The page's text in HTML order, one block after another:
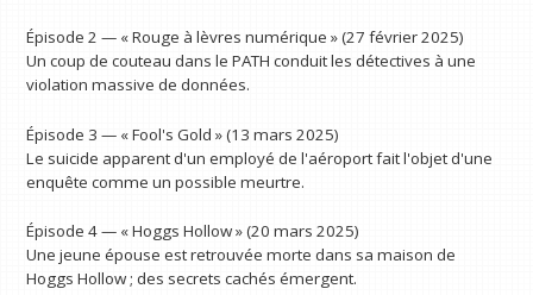
Épisode 2 — « Rouge à lèvres numérique » (27 février 2025)
Un coup de couteau dans le PATH conduit les détectives à une
violation massive de données.
Épisode 3 — « Fool's Gold » (13 mars 2025)
Le suicide apparent d'un employé de l'aéroport fait l'objet d'une
enquête comme un possible meurtre.
Épisode 4 — « Hoggs Hollow » (20 mars 2025)
Une jeune épouse est retrouvée morte dans sa maison de
Hoggs Hollow ; des secrets cachés émergent.